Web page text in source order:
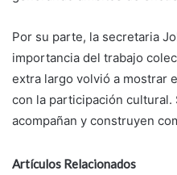
Por su parte, la secretaria
importancia del trabajo
extra largo volvió a mostrar
con la participación cultural.
acompañan y construyen
Artículos Relacionados